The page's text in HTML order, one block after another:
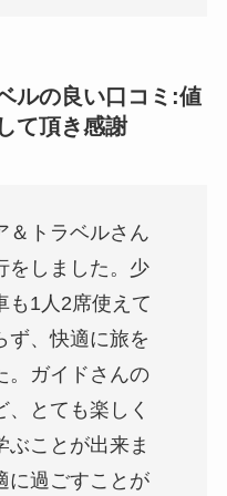
ルの良い口コミ:値
て頂き感謝
＆トラベルさん
をしました。少
も1人2席使えて
ず、快適に旅を
。ガイドさんの
とても楽しく
ぶことが出来ま
に過ごすことが